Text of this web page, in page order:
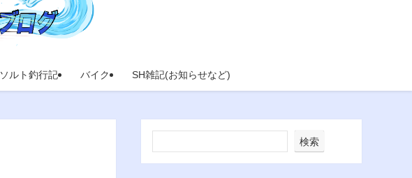
ソルト釣行記 バイク SH雑記(お知らせなど)
検索